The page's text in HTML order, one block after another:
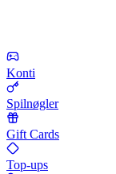
Konti
Spilnøgler
Gift Cards
Top-ups